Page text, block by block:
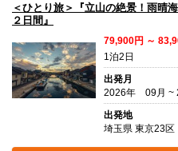
＜ひとり旅＞『立山の絶景！雨
２日間』
79,900円 ～
1泊2日
出発月
2026年 09月 ~
出発地
埼玉県 東京23区